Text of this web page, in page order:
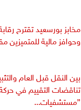
مخابز بورسعيد تقترح
وحوافز مالية للمتميزين
بين النقل قبل العام
تناقضات التقييم في
”مستشفيات...